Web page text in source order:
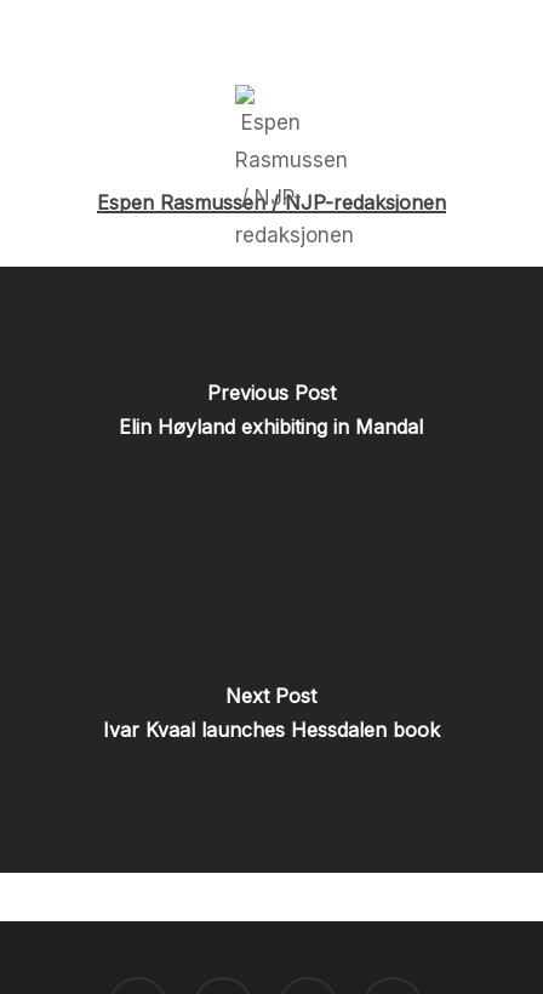
Espen Rasmussen / NJP-redaksjonen
Previous Post
Elin Høyland exhibiting in Mandal
Next Post
Ivar Kvaal launches Hessdalen book